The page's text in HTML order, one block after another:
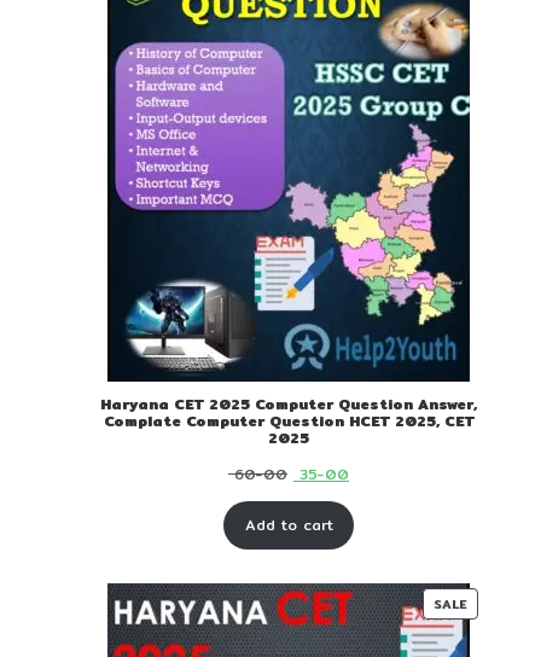
Haryana CET 2025 Computer Question Answer,
Complate Computer Question HCET 2025, CET
2025
60-00 Original
price
was:
00.
35-00Current
price
is:
00.
Add to cart
SALE
ON